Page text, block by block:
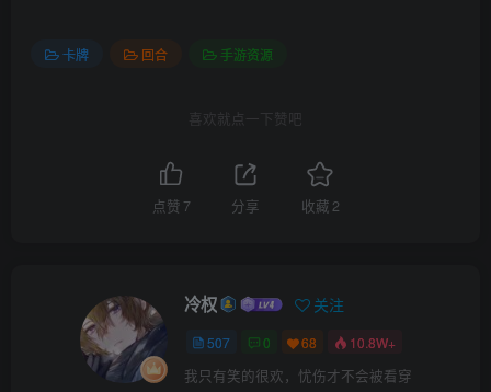
卡牌 回合 手游资源
喜欢就点一下赞吧
点赞 7 分享 收藏2
冷权 关注
507 0 68 10.8W+
我只有笑的很欢，忧伤才不会被看穿